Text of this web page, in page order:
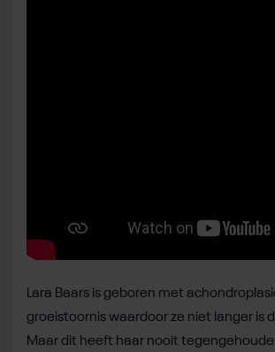
Lara Baars is geboren met
groeistoornis waardoor ze niet langer is
Maar dit heeft haar nooit